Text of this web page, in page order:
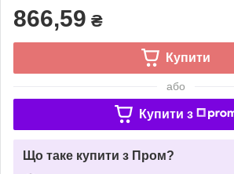
866,59 ₴
Купити
або
Купити з
Що таке купити з Пром?